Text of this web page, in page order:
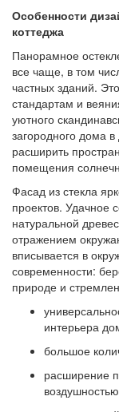
Особенности
коттеджа
Панорамное
все чаще, в том
частных зданий.
стандартам и
уютного
загородного дома
расширить
помещения
Фасад из стекла
проектов. Удачное
натуральной
отражением
вписывается в
современности:
природе и
интерьера
большое
расширение